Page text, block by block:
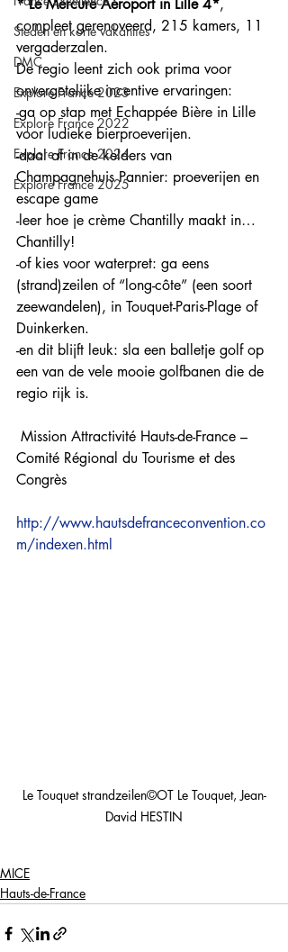
Steden en korte vakanties
DMC
Explore France 2023
Explore France 2022
Explore France 2024
Explore France 2025
* Le Mercure Aéroport in Lille 4*,
compleet gerenoveerd, 215 kamers, 11
vergaderzalen.
De regio leent zich ook prima voor
onvergetelijke incentive ervaringen:
-ga op stap met Echappée Bière in Lille
voor ludieke bierproeverijen.
-daal af in de kelders van
Champagnehuis Pannier: proeverijen en
escape game
-leer hoe je crème Chantilly maakt in…
Chantilly!
-of kies voor waterpret: ga eens
(strand)zeilen of “long-côte” (een soort
zeewandelen), in Touquet-Paris-Plage of
Duinkerken.
-en dit blijft leuk: sla een balletje golf op
een van de vele mooie golfbanen die de
regio rijk is.
Comité Régional du Tourisme et des
Congrès
http://www.hautsdefranceconvention.co
m/indexen.html
Le Touquet strandzeilen©OT Le Touquet, Jean-
David HESTIN
MICE
Hauts-de-France